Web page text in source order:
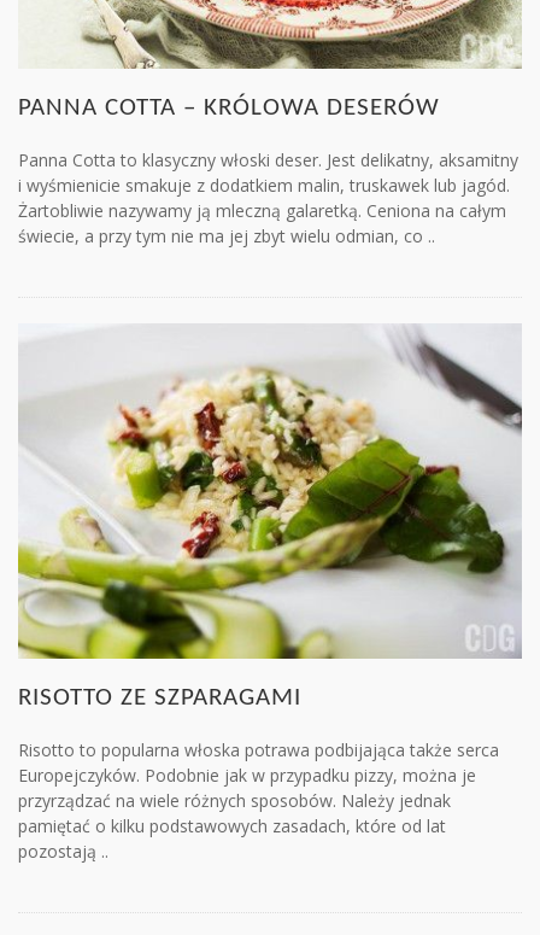
PANNA COTTA – KRÓLOWA DESERÓW
Panna Cotta to klasyczny włoski deser. Jest delikatny, aksamitny
i wyśmienicie smakuje z dodatkiem malin, truskawek lub jagód.
Żartobliwie nazywamy ją mleczną galaretką. Ceniona na całym
świecie, a przy tym nie ma jej zbyt wielu odmian, co ..
RISOTTO ZE SZPARAGAMI
Risotto to popularna włoska potrawa podbijająca także serca
Europejczyków. Podobnie jak w przypadku pizzy, można je
przyrządzać na wiele różnych sposobów. Należy jednak
pamiętać o kilku podstawowych zasadach, które od lat
pozostają ..